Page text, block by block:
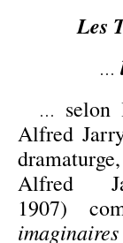
Les
…
… selon
Alfred
Alfred
1907)